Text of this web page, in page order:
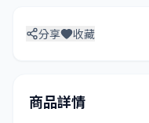
分享 收藏
商品詳情